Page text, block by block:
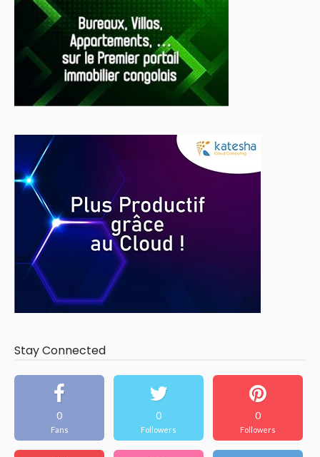
Stay Connected
0
Fans
0
Followers
0
Followers